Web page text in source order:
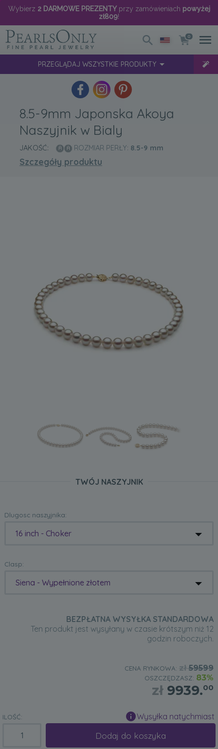
Wybierz 2 DARMOWE PREZENTYprzy zamówieniach powyżej
zł809!
0
PRZEGLĄDAJ WSZYSTKIE PRODUKTY
8.5-9mm Japonska Akoya
Naszyjnik w Bialy
JAKOŚĆ: ROZMIAR PERŁY: 8.5-9 mm
Szczegóły produktu
TWÓJ NASZYJNIK
Dlugosc naszyjnika:
16 inch - Choker
Clasp:
Siena - Wypełnione złotem
BEZPŁATNA WYSYŁKA STANDARDOWA
Ten produkt jest wysyłany w czasie krótszym niż 12
godzin roboczych.
CENA RYNKOWA: zł59599
OSZCZĘDZASZ: 83%
zł 9939.00
ILOŚĆ: Wysyłka natychmiast
Dodaj do koszyka